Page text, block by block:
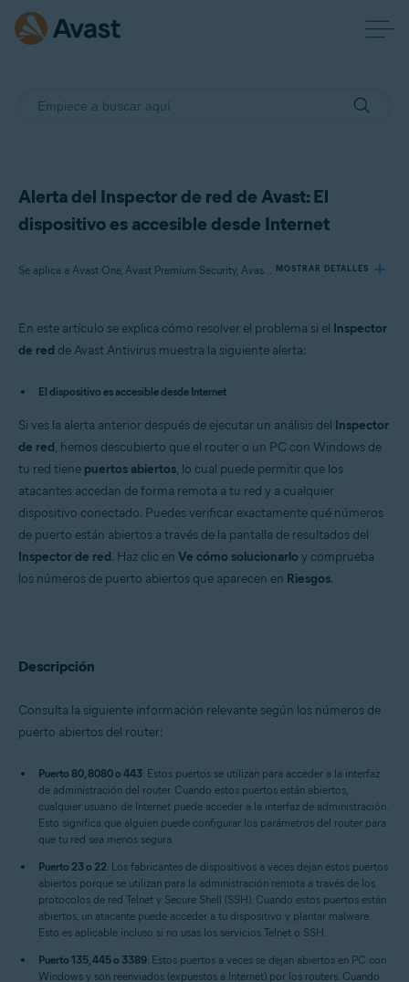
Alerta del Inspector de red de Avast: El
dispositivo es accesible desde Internet
Se aplica a Avast One, Avast Premium Security, Avast Free Antivirus MOSTRAR DETALLES
Avast Free Antivirus
En este artículo se explica cómo resolver el problema si el Inspector
de red de Avast Antivirus muestra la siguiente alerta:
El dispositivo es accesible desde Internet
Si ves la alerta anterior después de ejecutar un análisis del Inspector
de red, hemos descubierto que el router o un PC con Windows de
tu red tiene puertos abiertos, lo cual puede permitir que los
atacantes accedan de forma remota a tu red y a cualquier
dispositivo conectado. Puedes verificar exactamente qué números
de puerto están abiertos a través de la pantalla de resultados del
Inspector de red. Haz clic en Ve cómo solucionarlo y comprueba
los números de puerto abiertos que aparecen en Riesgos.
Descripción
Consulta la siguiente información relevante según los números de
puerto abiertos del router:
Puerto 80, 8080 o 443: Estos puertos se utilizan para acceder a la interfaz
de administración del router. Cuando estos puertos están abiertos,
cualquier usuario de Internet puede acceder a la interfaz de administración.
Esto significa que alguien puede configurar los parámetros del router para
que tu red sea menos segura.
Puerto 23 o 22: Los fabricantes de dispositivos a veces dejan estos puertos
abiertos porque se utilizan para la administración remota a través de los
protocolos de red Telnet y Secure Shell (SSH). Cuando estos puertos están
abiertos, un atacante puede acceder a tu dispositivo y plantar malware.
Esto es aplicable incluso si no usas los servicios Telnet o SSH.
Puerto 135, 445 o 3389: Estos puertos a veces se dejan abiertos en PC con
Windows y son reenviados (expuestos a Internet) por los routers. Cuando